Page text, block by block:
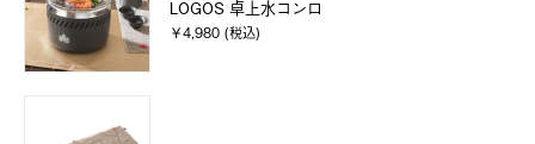
LOGOS 卓上水コンロ
￥4,980 (税込)